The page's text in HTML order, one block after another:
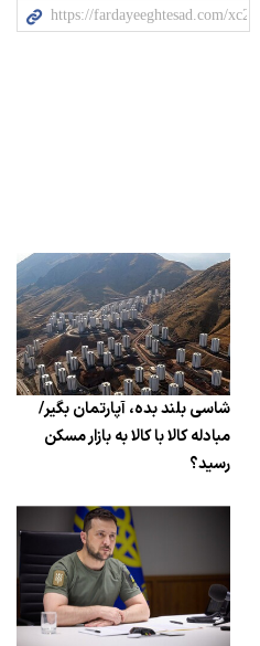
شاسی بلند بده، آپارتمان بگیر/
مبادله کالا با کالا به بازار مسکن
رسید؟